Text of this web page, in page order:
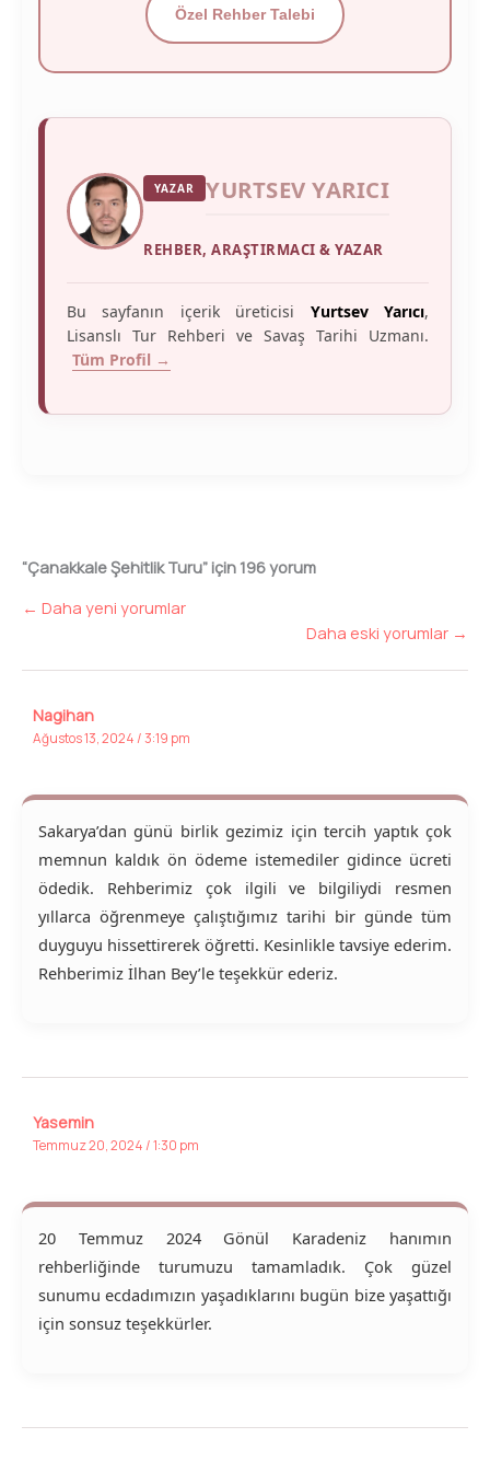
Özel Rehber Talebi
YAZAR YURTSEV YARICI
REHBER, ARAŞTIRMACI & YAZAR
Bu sayfanın içerik üreticisi Yurtsev Yarıcı,
Lisanslı Tur Rehberi ve Savaş Tarihi Uzmanı.
Tüm Profil →
“Çanakkale Şehitlik Turu” için 196 yorum
Daha
← Daha yeni yorumlar
Daha eski yorumlar →
Nagihan
Ağustos 13, 2024 / 3:19 pm
Sakarya’dan günü birlik gezimiz için tercih yaptık çok
memnun kaldık ön ödeme istemediler gidince ücreti
ödedik. Rehberimiz çok ilgili ve bilgiliydi resmen
yıllarca öğrenmeye çalıştığımız tarihi bir günde tüm
duyguyu hissettirerek öğretti. Kesinlikle tavsiye ederim.
Rehberimiz İlhan Bey’le teşekkür ederiz.
Yasemin
Temmuz 20, 2024 / 1:30 pm
20 Temmuz 2024 Gönül Karadeniz hanımın
rehberliğinde turumuzu tamamladık. Çok güzel
sunumu ecdadımızın yaşadıklarını bugün bize yaşattığı
için sonsuz teşekkürler.